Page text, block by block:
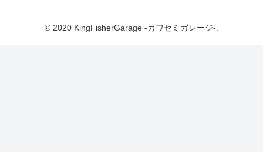
© 2020 KingFisherGarage -カワセミガレージ-.